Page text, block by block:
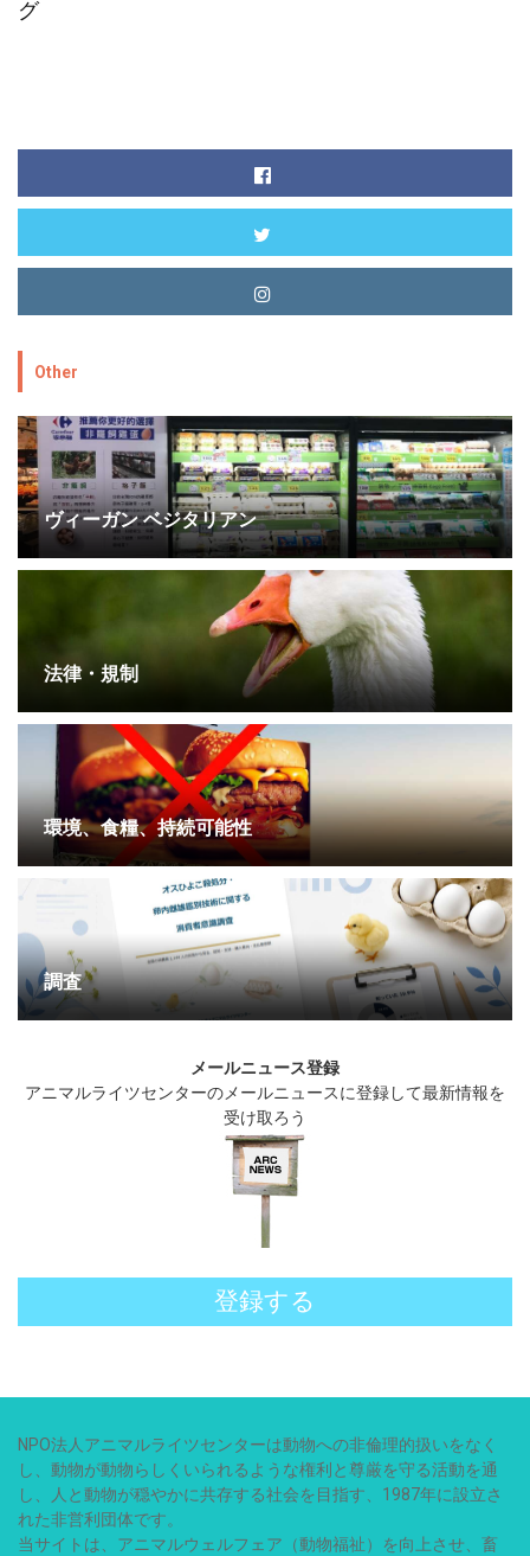
グ
Other
ヴィーガン ベジタリアン
法律・規制
環境、食糧、持続可能性
調査
メールニュース登録
アニマルライツセンターのメールニュースに登録して最新情報を
受け取ろう
登録する
NPO法人アニマルライツセンターは動物への非倫理的扱いをなく
し、動物が動物らしくいられるような権利と尊厳を守る活動を通
し、人と動物が穏やかに共存する社会を目指す、1987年に設立さ
れた非営利団体です。
当サイトは、アニマルウェルフェア（動物福祉）を向上させ、畜